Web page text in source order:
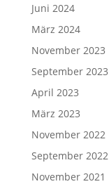
Juni 2024
März 2024
November 2023
September 2023
April 2023
März 2023
November 2022
September 2022
November 2021